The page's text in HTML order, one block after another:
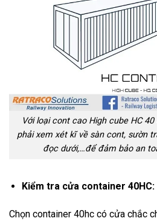
Với loại cont cao High cube HC
phải xem xét kĩ về sàn cont, sườn
đọc dưới,…để đảm bảo an
Kiểm tra cửa container 40HC:
Chọn container 40hc có cửa chắc